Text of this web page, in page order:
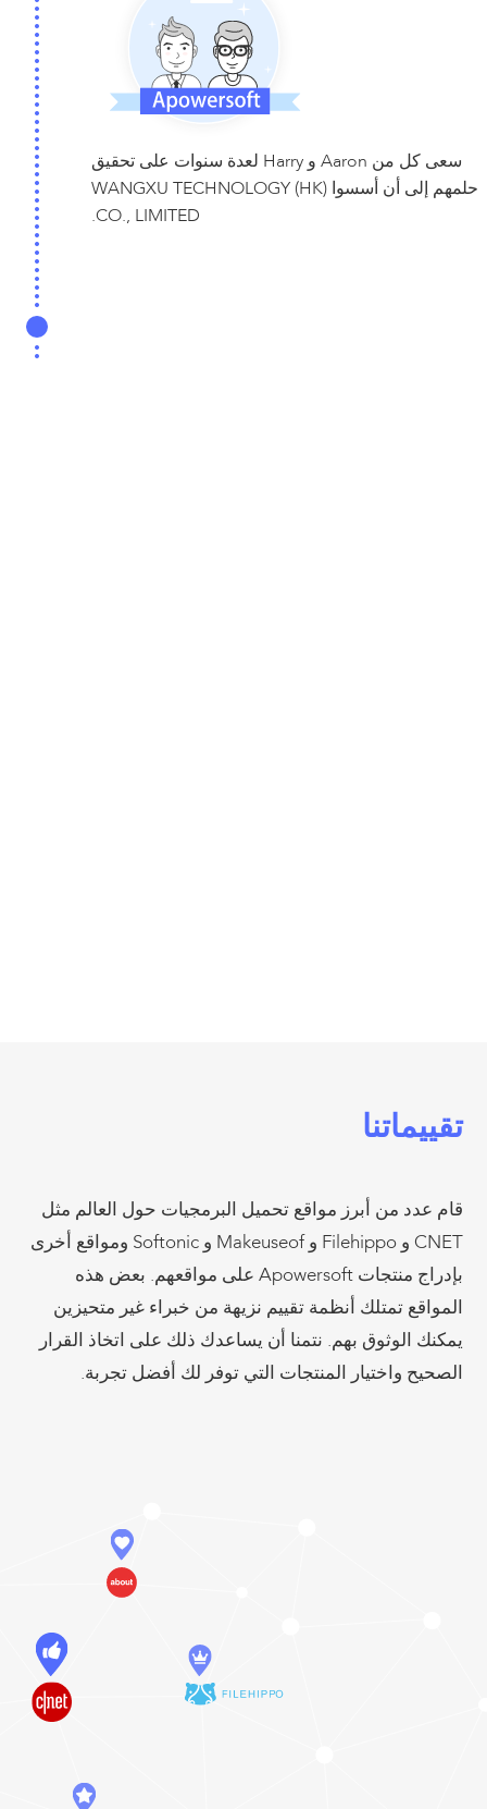
سعى كل من Aaron و Harry لعدة سنوات على تحقيق
حلمهم إلى أن أسسوا WANGXU TECHNOLOGY (HK)
CO., LIMITED.
تقييماتنا
قام عدد من أبرز مواقع تحميل البرمجيات حول العالم مثل
CNET و Filehippo و Makeuseof و Softonic ومواقع أخرى
بإدراج منتجات Apowersoft على مواقعهم. بعض هذه
المواقع تمتلك أنظمة تقييم نزيهة من خبراء غير متحيزين
يمكنك الوثوق بهم. نتمنا أن يساعدك ذلك على اتخاذ القرار
الصحيح واختيار المنتجات التي توفر لك أفضل تجربة.